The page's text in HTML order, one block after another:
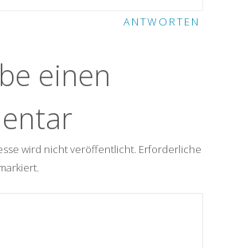
ANTWORTEN
einen
wird nicht veröffentlicht. Erforderliche